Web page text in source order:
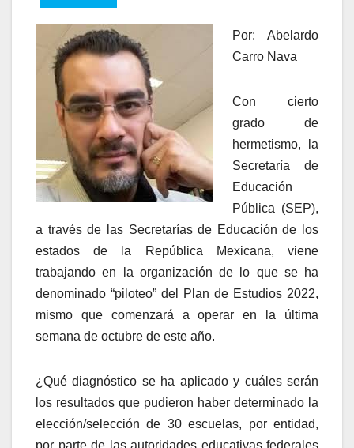
Por: Abelardo
Carro Nava
Con cierto
grado de
hermetismo, la
Secretaría de
Educación
Pública (SEP),
a través de las Secretarías de Educación de los
estados de la República Mexicana, viene
trabajando en la organización de lo que se ha
denominado “piloteo” del Plan de Estudios 2022,
mismo que comenzará a operar en la última
semana de octubre de este año.
¿Qué diagnóstico se ha aplicado y cuáles serán
los resultados que pudieron haber determinado la
elección/selección de 30 escuelas, por entidad,
por parte de las autoridades educativas federales